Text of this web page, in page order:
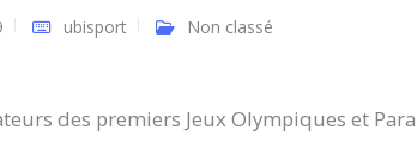
ubisport Non classé
des premiers Jeux Olympiques et